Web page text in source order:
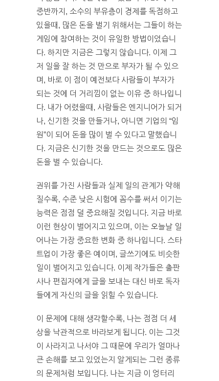
중반까지, 소수의 부유층이 경제를 독점하고
있을때, 많은 돈을 벌기 위해서는 그들이 하는
게임에 참여하는 것이 유일한 방법이었습니
다. 하지만 지금은 그렇지 않습니다. 이제 그
저 일을 잘 하는 것 만으로 부자가 될 수 있으
며, 바로 이 점이 예전보다 사람들이 부자가
되는 것에 더 거리낌이 없는 이유 중 하나입니
다. 내가 어렸을때, 사람들은 엔지니어가 되거
나, 신기한 것을 만들거나, 아니면 기업의 “임
원”이 되어 돈을 많이 벌 수 있다고 말했습니
다. 지금은 신기한 것을 만드는 것으로도 많은
돈을 벌 수 있습니다.
권위를 가진 사람들과 실제 일의 관계가 약해
질수록, 수준 낮은 시험에 꼼수를 써서 이기는
능력은 점점 덜 중요해질 것입니다. 지금 바로
이런 현상이 벌어지고 있으며, 이는 오늘날 일
어나는 가장 중요한 변화 중 하나입니다. 스타
트업이 가장 좋은 예이며, 글쓰기에도 비슷한
일이 벌어지고 있습니다. 이제 작가들은 출판
사나 편집자에게 글을 보내는 대신 바로 독자
들에게 자신의 글을 읽힐 수 있습니다.
이 문제에 대해 생각할수록, 나는 점점 더 세
상을 낙관적으로 바라보게 됩니다. 이는 그것
이 사라지고 나서야 그 때문에 우리가 얼마나
큰 손해를 보고 있었는지 알게되는 그런 종류
의 문제처럼 보입니다. 나는 지금 이 엉터리